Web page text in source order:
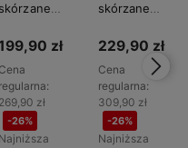
skórzane
zł
Cena
regularna:
269,90 zł
-26%
Najniższa
skórzane
STAR
TT274577
229,90 zł
Cena
regularna:
309,90 zł
-26%
Najniższa